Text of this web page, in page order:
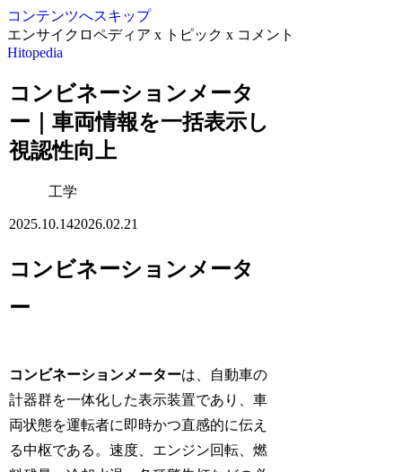
コンテンツへスキップ
エンサイクロペディア x トピック x コメント
Hitopedia
コンビネーションメータ
ー｜車両情報を一括表示し
視認性向上
工学
2025.10.142026.02.21
コンビネーションメータ
ー
コンビネーションメーターは、自動車の
計器群を一体化した表示装置であり、車
両状態を運転者に即時かつ直感的に伝え
る中枢である。速度、エンジン回転、燃